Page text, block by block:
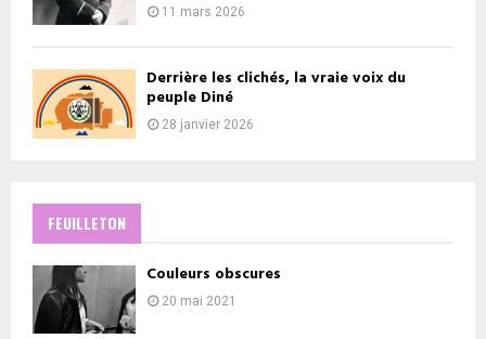
11 mars 2026
Derrière les clichés, la vraie voix du
peuple Diné
28 janvier 2026
FEUILLETON
Couleurs obscures
20 mai 2021